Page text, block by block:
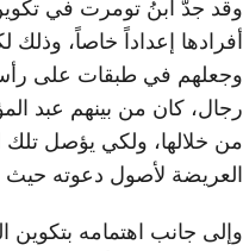
وقد جدّ ابنُ تومرت في تكوين
أفرادها إعداداً خاصاً، وذلك
وجعلهم في طبقات على
رجال، كان من بينهم عبد
من خلالها، ولكي يؤصل تلك
العريضة لأصول دعوته
وإلى جانب اهتمامه بتكوين